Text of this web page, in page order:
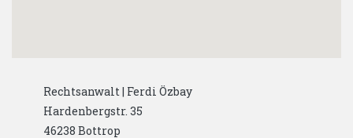
Rechtsanwalt | Ferdi Özbay
Hardenbergstr. 35
46238 Bottrop